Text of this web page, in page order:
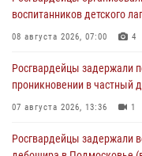
воспитанников детского
08 августа 2026, 07:00 4
Росгвардейцы задержали
проникновении в частный
07 августа 2026, 13:36 1
Росгвардейцы задержали